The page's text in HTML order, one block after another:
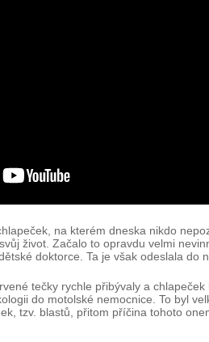
na kterém dneska nikdo
život. Začalo to opravdu velmi
doktorce. Ta je však odeslala do
tečky rychle přibývaly a
do motolské nemocnice. To byl
tzv. blastů, přitom příčina tohoto